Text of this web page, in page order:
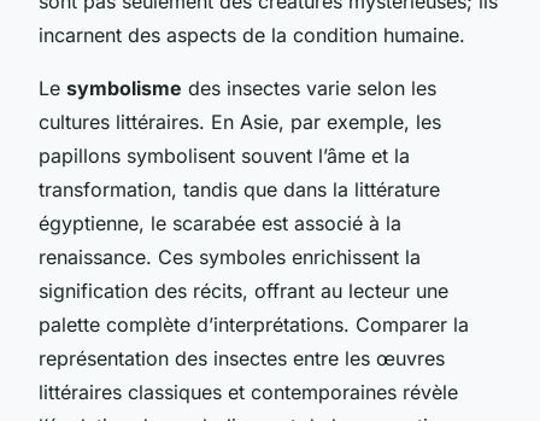
incarnent des aspects de la condition humaine.
Le symbolisme des insectes varie selon les
cultures littéraires. En Asie, par exemple, les
papillons symbolisent souvent l’âme et la
transformation, tandis que dans la littérature
égyptienne, le scarabée est associé à la
renaissance. Ces symboles enrichissent la
signification des récits, offrant au lecteur une
palette complète d’interprétations. Comparer la
représentation des insectes entre les œuvres
littéraires classiques et contemporaines révèle